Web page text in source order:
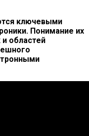
ключевыми
Понимание их
и областей